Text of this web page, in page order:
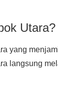
Utara?
yang
langsung